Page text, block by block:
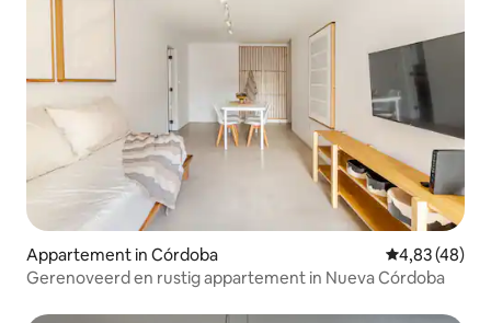
Appartement in Córdoba Gemiddelde
4,83 (48)
Gerenoveerd en rustig appartement in Nueva Córdoba